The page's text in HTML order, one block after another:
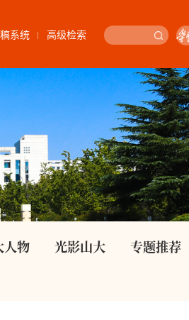
系统 高级检索
人物 光影山大 专题推荐